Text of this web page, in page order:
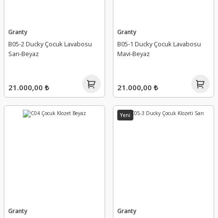
Granty
B05-2 Ducky Çocuk Lavabosu
Sarı-Beyaz
21.000,00 ₺
Granty
B05-1 Ducky Çocuk Lavabosu
Mavi-Beyaz
21.000,00 ₺
Granty
Yeni
Granty